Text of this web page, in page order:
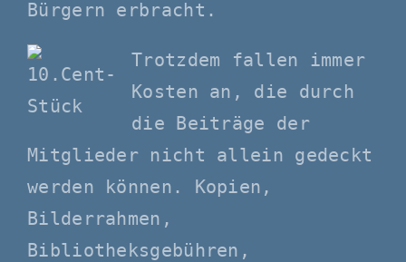
Bürgern erbracht.
Trotzdem fallen immer
Kosten an, die durch
die Beiträge der
Mitglieder nicht allein gedeckt
werden können. Kopien,
Bilderrahmen,
Bibliotheksgebühren,